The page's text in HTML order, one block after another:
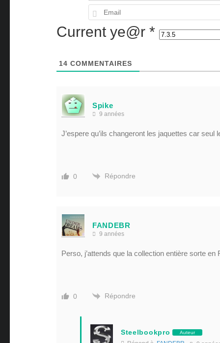
Current ye@r *
14 COMMENTAIRES
Spike
9 années
J’espere qu’ils changeront les jaquettes car
0 Répondre
FANDEBR
9 années
Perso, j’attends que la collection entière sorte en
0 Répondre
Steelbookpro Auteur